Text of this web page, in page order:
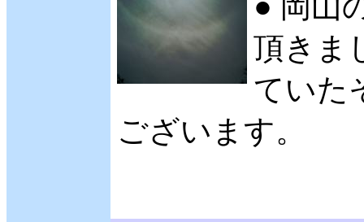
頂きま
ていた
ございます。